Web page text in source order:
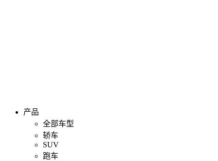
产品
全部车型
轿车
SUV
跑车